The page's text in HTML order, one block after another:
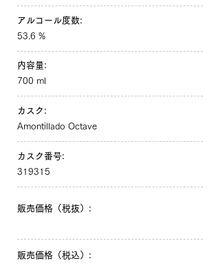
アルコール度数:
53.6 %
内容量:
700 ml
カスク:
Amontillado Octave
カスク番号:
319315
販売価格（税抜）:
販売価格（税込）: